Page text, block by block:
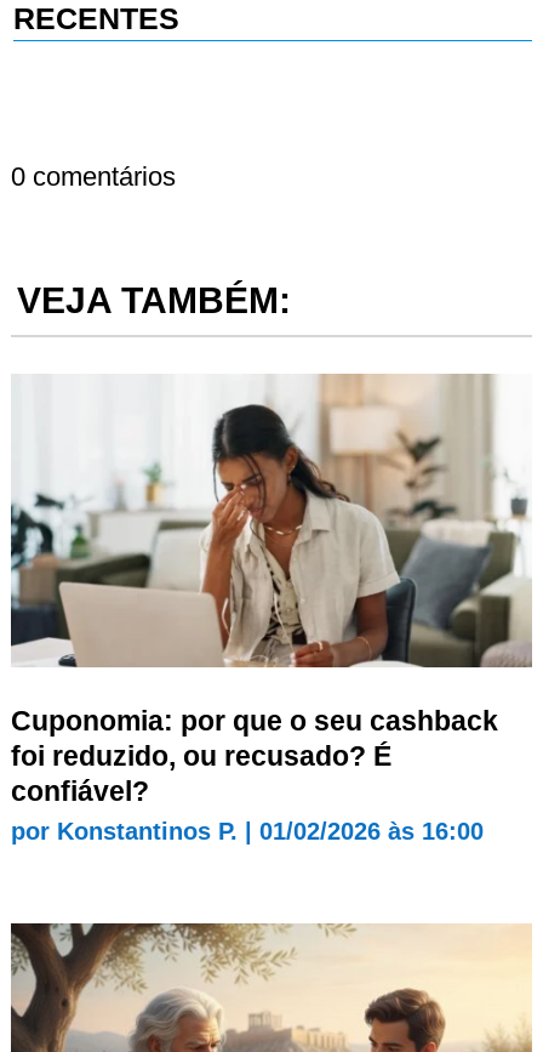
RECENTES
0 comentários
VEJA TAMBÉM:
Cuponomia: por que o seu cashback
foi reduzido, ou recusado? É
confiável?
por Konstantinos P. 01/02/2026 às 16:00